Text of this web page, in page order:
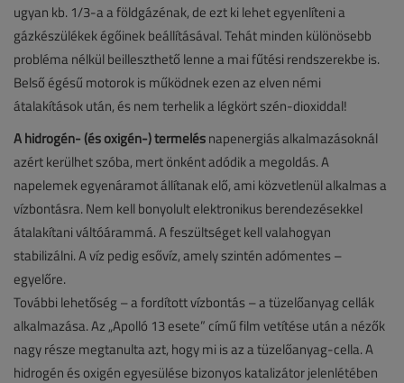
ugyan kb. 1/3-a a földgázénak, de ezt ki lehet egyenlíteni a
gázkészülékek égőinek beállításával. Tehát minden különösebb
probléma nélkül beilleszthető lenne a mai fűtési rendszerekbe is.
Belső égésű motorok is működnek ezen az elven némi
átalakítások után, és nem terhelik a légkört szén-dioxiddal!
A hidrogén- (és oxigén-) termelésnapenergiás alkalmazásoknál
azért kerülhet szóba, mert önként adódik a megoldás. A
napelemek egyenáramot állítanak elő, ami közvetlenül alkalmas a
vízbontásra. Nem kell bonyolult elektronikus berendezésekkel
átalakítani váltóárammá. A feszültséget kell valahogyan
stabilizálni. A víz pedig esővíz, amely szintén adómentes –
egyelőre.
További lehetőség – a fordított vízbontás – a tüzelőanyag cellák
alkalmazása. Az „Apolló 13 esete” című film vetítése után a nézők
nagy része megtanulta azt, hogy mi is az a tüzelőanyag-cella. A
hidrogén és oxigén egyesülése bizonyos katalizátor jelenlétében